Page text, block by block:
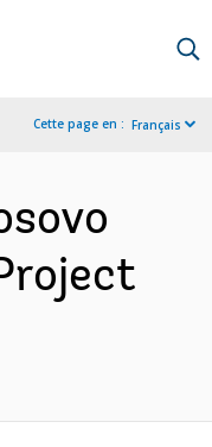
Cette page en : Français